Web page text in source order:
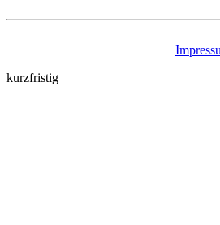
kurzfristig